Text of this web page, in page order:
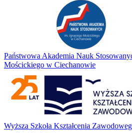
Państwowa Akademia Nauk
Mościckiego w Ciechanowie
Wyższa Szkoła Kształcenia